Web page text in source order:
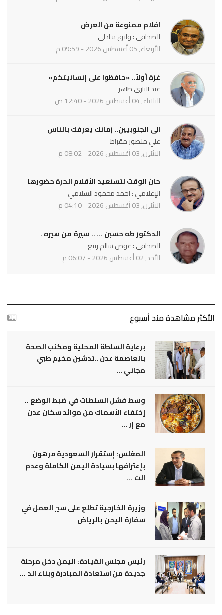
افلام ممنوعة من العرض
الصحافي : واثق شاذلي
الأربعاء, 05 أغسطس 2026 - 09:59 م
غزة أولاً.. «حافظوا على إنسانيتكم»
عبد الباري طاهر
الثلاثاء, 04 أغسطس 2026 - 12:40 ص
الى الجنوبيين.. زمانك يعرفك بالناس
علي منصور مقراط
الاثنين, 03 أغسطس 2026 - 08:02 م
حان الوقت لتستعيد الأقلام الحرة حضورها
الإعلامي : احمد محمود السلامي
الاثنين, 03 أغسطس 2026 - 04:10 م
الدكتور طه حسين ... .. سيرة من سيره .
الصحافي : عوض سالم ربيع
الأحد, 02 أغسطس 2026 - 06:07 م
الأكثر مشاهدة مند أسبوع
برعاية السلطة المحلية ومكتب الصحة
بالعاصمة عدن ..تدشين مخيم طبي
مجاني ...
وسط فشل السلطات في ضبط الوضع ..
إختفاء الأسماك من موائد سكان عدن
مع إر ...
المغلس: إستقرار السعودية مرهون
بإعترافها بسيادة اليمن الكاملة وعدم
الت ...
وزيرة الخارجية تطلع على سير العمل في
سفارة اليمن بالرياض
رئيس مجلس القيادة: اليمن دخل مرحلة
جديدة من استعادة المبادرة وبناء الد ...